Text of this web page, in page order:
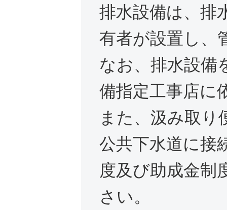
排水設備は、排
有者が設置し、
なお、排水設備
備指定工事店に
また、汲み取り
公共下水道に接
度及び助成金制
さい。